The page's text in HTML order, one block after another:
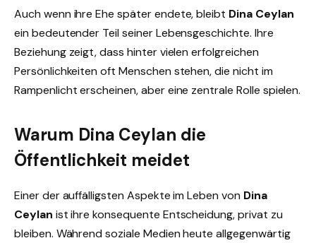
Auch wenn ihre Ehe später endete, bleibt Dina Ceylan
ein bedeutender Teil seiner Lebensgeschichte. Ihre
Beziehung zeigt, dass hinter vielen erfolgreichen
Persönlichkeiten oft Menschen stehen, die nicht im
Rampenlicht erscheinen, aber eine zentrale Rolle spielen.
Warum Dina Ceylan die
Öffentlichkeit meidet
Einer der auffälligsten Aspekte im Leben von Dina
Ceylan ist ihre konsequente Entscheidung, privat zu
bleiben. Während soziale Medien heute allgegenwärtig